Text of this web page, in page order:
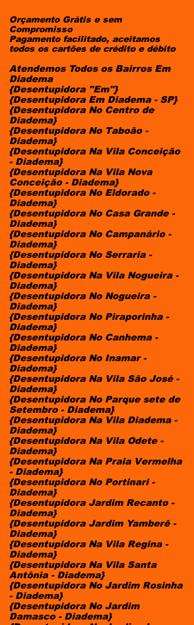
Orçamento Grátis e sem
Compromisso
Pagamento facilitado, aceitamos
todos os cartões de crédito e débito
Atendemos Todos os Bairros Em
Diadema
{Desentupidora "Em"}
{Desentupidora Em Diadema - SP}
{Desentupidora No Centro de
Diadema}
{Desentupidora No Taboão -
Diadema}
{Desentupidora Na Vila Conceição
- Diadema}
{Desentupidora Na Vila Nova
Conceição - Diadema}
{Desentupidora No Eldorado -
Diadema}
{Desentupidora No Casa Grande -
Diadema}
{Desentupidora No Campanário -
Diadema}
{Desentupidora No Serraria -
Diadema}
{Desentupidora Na Vila Nogueira -
Diadema}
{Desentupidora No Nogueira -
Diadema}
{Desentupidora No Piraporinha -
Diadema}
{Desentupidora No Canhema -
Diadema}
{Desentupidora No Inamar -
Diadema}
{Desentupidora Na Vila São José -
Diadema}
{Desentupidora No Parque sete de
Setembro - Diadema}
{Desentupidora Na Vila Diadema -
Diadema}
{Desentupidora Na Vila Odete -
Diadema}
{Desentupidora Na Praia Vermelha
- Diadema}
{Desentupidora No Portinari -
Diadema}
{Desentupidora Jardim Recanto -
Diadema}
{Desentupidora Jardim Yamberê -
Diadema}
{Desentupidora Na Vila Regina -
Diadema}
{Desentupidora Na Vila Santa
Antônia - Diadema}
{Desentupidora No Jardim Rosinha
- Diadema}
{Desentupidora No Jardim
Damasco - Diadema}